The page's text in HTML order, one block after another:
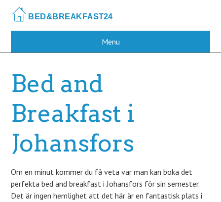
main
Menu
Bed and
Breakfast i
Johansfors
Om en minut kommer du få veta var man kan boka det
perfekta bed and breakfast i Johansfors för sin semester.
Det är ingen hemlighet att det här är en fantastisk plats i